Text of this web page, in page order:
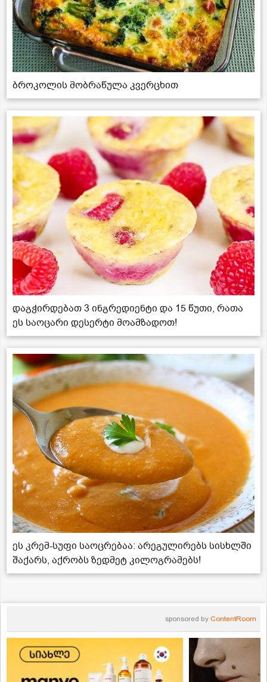
ბროკოლის მობრაწულა კვერცხით
დაგჭირდებათ 3 ინგრედიენტი და 15 წუთი, რათა
ეს საოცარი დესერტი მოამზადოთ!
ეს კრემ-სუფი საოცრებაა: არეგულირებს სისხლში
შაქარს, აქრობს ზედმეტ კილოგრამებს!
sponsored by ContentRoom